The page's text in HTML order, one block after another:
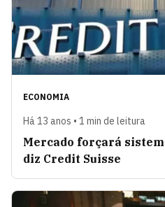
ECONOMIA
Há 13 anos • 1 min de leitura
Mercado forçará
diz Credit Suisse